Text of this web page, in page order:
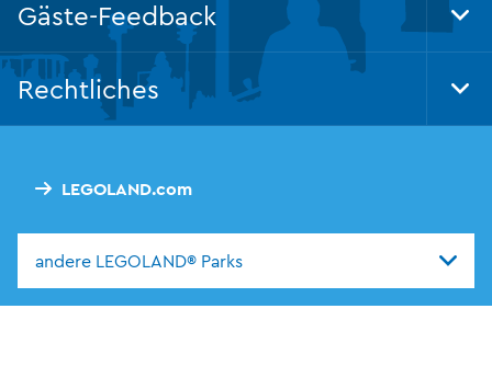
LEGOLAND.com
andere LEGOLAND® Parks
Gäste-Feedback
Rechtliches